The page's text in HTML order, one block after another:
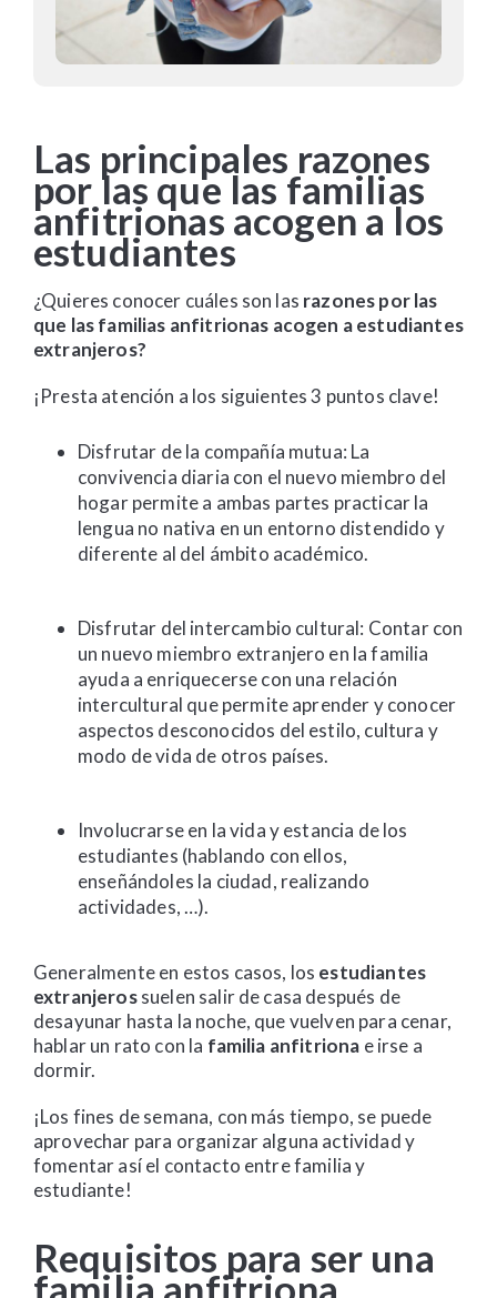
Las principales razones
por las que las familias
anfitrionas acogen a los
estudiantes
¿Quieres conocer cuáles son las razones por las
que las familias anfitrionas acogen a estudiantes
extranjeros?
¡Presta atención a los siguientes 3 puntos clave!
Disfrutar de la compañía mutua: La
convivencia diaria con el nuevo miembro del
hogar permite a ambas partes practicar la
lengua no nativa en un entorno distendido y
diferente al del ámbito académico.
Disfrutar del intercambio cultural: Contar con
un nuevo miembro extranjero en la familia
ayuda a enriquecerse con una relación
intercultural que permite aprender y conocer
aspectos desconocidos del estilo, cultura y
modo de vida de otros países.
Involucrarse en la vida y estancia de los
estudiantes (hablando con ellos,
enseñándoles la ciudad, realizando
actividades, …).
Generalmente en estos casos, los estudiantes
extranjerossuelen salir de casa después de
desayunar hasta la noche, que vuelven para cenar,
hablar un rato con la familia anfitriona e irse a
dormir.
¡Los fines de semana, con más tiempo, se puede
aprovechar para organizar alguna actividad y
fomentar así el contacto entre familia y
estudiante!
Requisitos para ser una
familia anfitriona